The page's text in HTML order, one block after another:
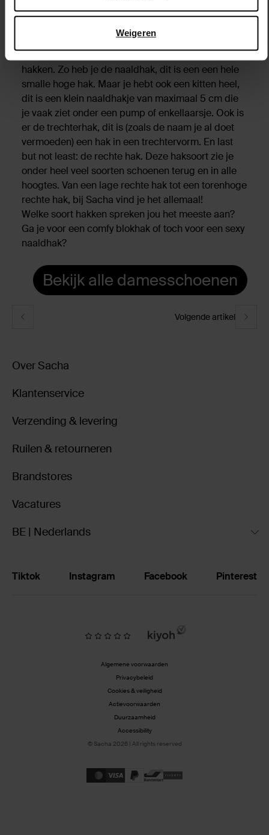
Weigeren
Andere haksoorten
Naast comfortabele blokhakken en sleehakken,
vind je bij Sacha ook natuurlijk andere soorten
hakken. Zo heb je de naaldhak, dit is een een hele
smalle hoge hak. Maar je hebt ook een kitten heel,
dit is een klein naaldhakje van maximaal 5 cm die
je vaak ziet onder een pump of enkellaarsje. Ook is
er de trechterhak, dit is (zoals de naam je al doet
vermoeden) een hak in een trechtervorm. En last
but not least: de rechte hak. Deze haksoort zie je
onder heel veel soorten schoenen terug en in alle
hoogtes. Van een lage rechte hak tot een torenhoge
rechte hak, bij Sacha vind je het allemaal!
Welke soort hakken spreken jou het meeste aan?
Ga je voor een comfy blokhak of toch voor een sexy
naaldhak?
Bekijk alle damesschoenen
Volgende artikel
Over Sacha
Klantenservice
Verzending & levering
Ruilen & retourneren
Brandstores
Vacatures
BE | Nederlands
Tiktok Instagram Facebook Pinterest
Algemene voorwaarden
Privacybeleid
Cookies & veiligheid
Actievoorwaarden
Duurzaamheid
Accessibility
© Sacha 2026 | All rights reserved